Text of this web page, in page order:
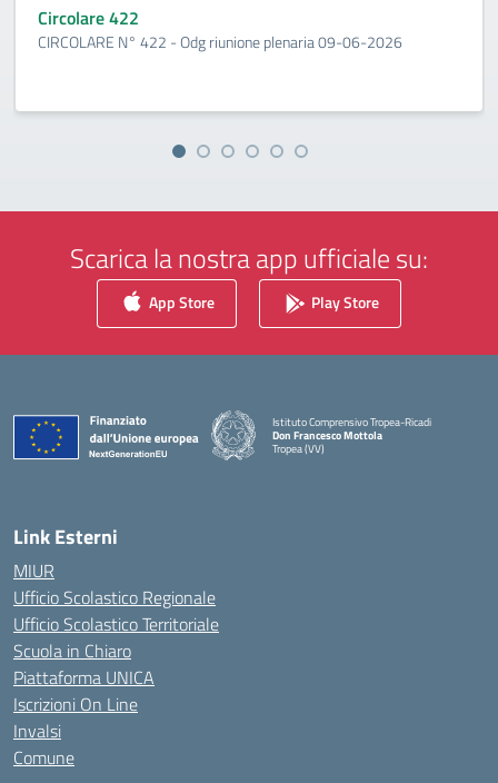
Circolare 422
CIRCOLARE N° 422 - Odg riunione plenaria 09-06-2026
Scarica la nostra app ufficiale su:
App Store Play Store
Istituto Comprensivo Tropea-Ricadi
Don Francesco Mottola
Tropea (VV)
— Visita la pagina iniziale della scuola
Link Esterni
MIUR
Ufficio Scolastico Regionale
Ufficio Scolastico Territoriale
Scuola in Chiaro
Piattaforma UNICA
Iscrizioni On Line
Invalsi
Comune